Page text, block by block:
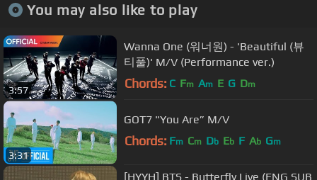
You may also like to play
3:57
Wanna One (워너원) - 'Beautiful (뷰
티풀)' M/V (Performance ver.)
Chords: C Fm Am E G Dm
3:31
GOT7 "You Are” M/V
Chords: Fm Cm Db Eb F Ab Gm
[HYYH] BTS - Butterfly Live (ENG SUB